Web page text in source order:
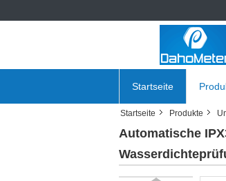
Startseite
Startseite Produkte
Automatische